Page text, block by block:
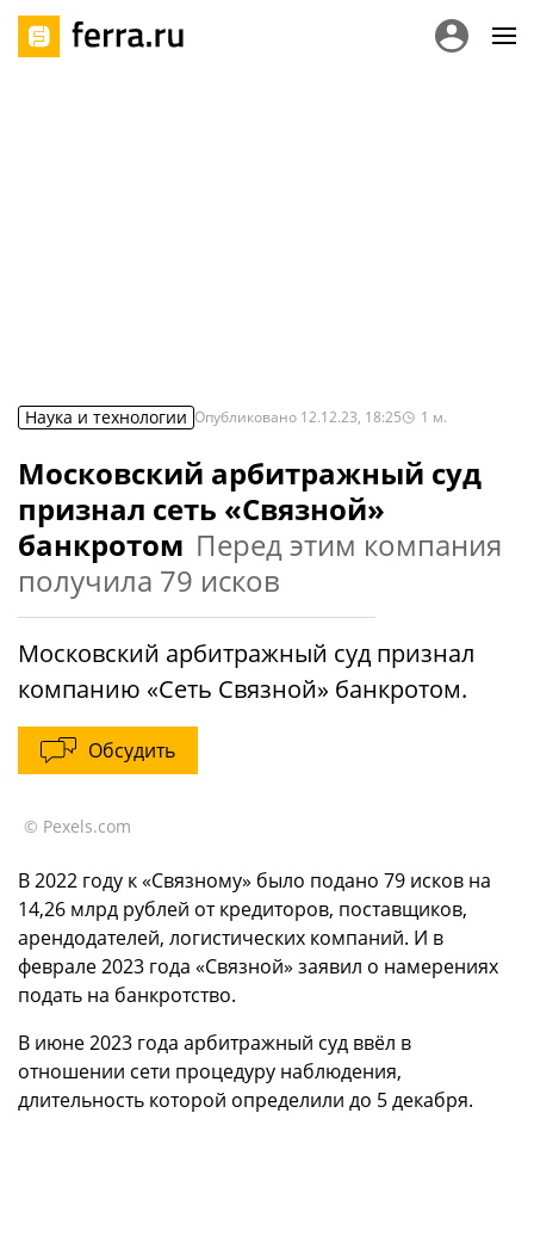
Наука и технологии Опубликовано 12.12.23, 18:25 1 м.
Московский арбитражный суд
признал сеть «Связной»
банкротом Перед этим компания
получила 79 исков
Московский арбитражный суд признал
компанию «Сеть Связной» банкротом.
Обсудить
© Pexels.com
В 2022 году к «Связному» было подано 79 исков на
14,26 млрд рублей от кредиторов, поставщиков,
арендодателей, логистических компаний. И в
феврале 2023 года «Связной» заявил о намерениях
подать на банкротство.
В июне 2023 года арбитражный суд ввёл в
отношении сети процедуру наблюдения,
длительность которой определили до 5 декабря.